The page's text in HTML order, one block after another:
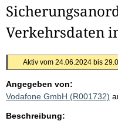
Verkehrsdaten
Aktiv vom 24.06.2024 bis
Angegeben von:
Vodafone GmbH (R001732)
Beschreibung: